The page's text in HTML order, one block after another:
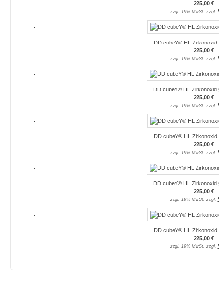
225,00 €
zzgl. 19% MwSt. zzgl.
DD cubeY® HL Zirkonoxid
225,00 €
zzgl. 19% MwSt. zzgl.
DD cubeY® HL Zirkonoxid
225,00 €
zzgl. 19% MwSt. zzgl.
DD cubeY® HL Zirkonoxid
225,00 €
zzgl. 19% MwSt. zzgl.
DD cubeY® HL Zirkonoxid
225,00 €
zzgl. 19% MwSt. zzgl.
DD cubeY® HL Zirkonoxid
225,00 €
zzgl. 19% MwSt. zzgl.